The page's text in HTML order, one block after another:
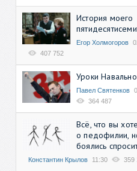
История моего
Егор Холмогоров
407 752
Уроки
Павел Святенков
364 487
Всё, что вы
о педофилии,
боялись
Константин Крылов 11:30 359